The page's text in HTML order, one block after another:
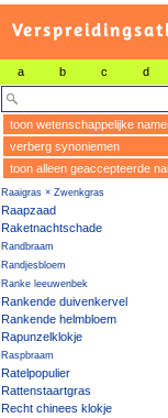
a b c d
toon wetenschappelijke
verberg synoniemen
toon alleen geaccepteerde
Raaigras × Zwenkgras
Raapzaad
Raketnachtschade
Randbraam
Randjesbloem
Ranke leeuwenbek
Rankende duivenkervel
Rankende helmbloem
Rapunzelklokje
Raspbraam
Ratelpopulier
Rattenstaartgras
Recht chinees klokje